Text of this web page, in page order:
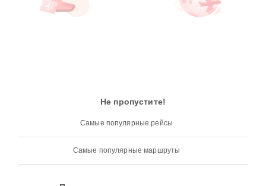
Не пропустите!
Самые популярные рейсы
Самые популярные маршруты